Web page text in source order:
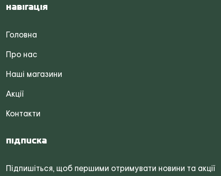
Навігація
Головна
Про нас
Наші магазини
Акції
Контакти
Підписка
Підпишіться, щоб першими отримувати новини та акції